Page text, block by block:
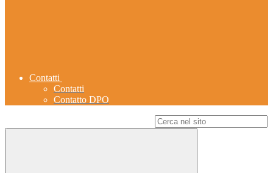
Contatti
Contatti
Contatto DPO